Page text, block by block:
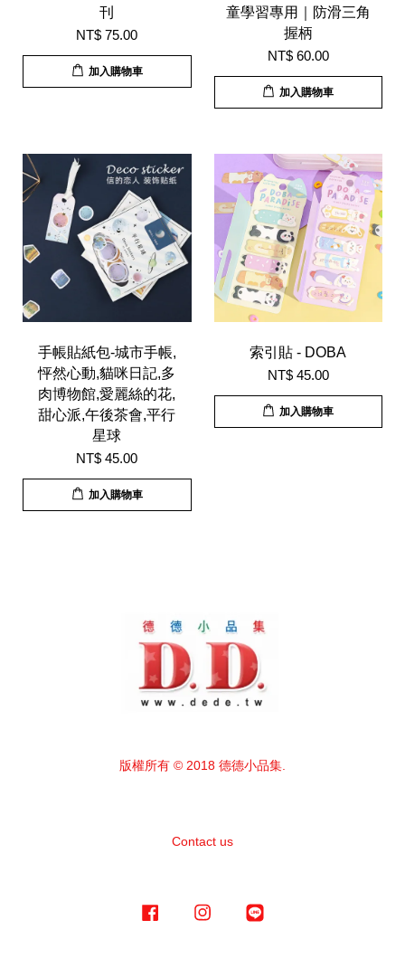
刊
NT$ 75.00
加入購物車
童學習專用｜防滑三角
握柄
NT$ 60.00
加入購物車
手帳貼紙包-城市手帳,
怦然心動,貓咪日記,多
肉博物館,愛麗絲的花,
甜心派,午後茶會,平行
星球
NT$ 45.00
加入購物車
索引貼 - DOBA
NT$ 45.00
加入購物車
版權所有 © 2018 德德小品集.
Contact us
Facebook Instagram